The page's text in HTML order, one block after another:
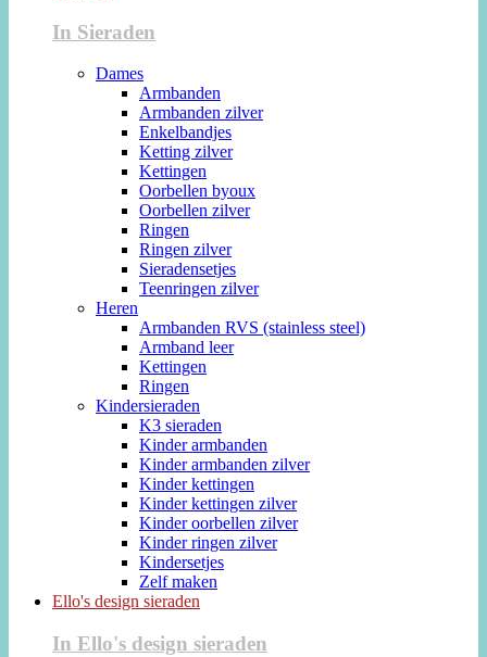
In Sieraden
Dames
Armbanden
Armbanden zilver
Enkelbandjes
Ketting zilver
Kettingen
Oorbellen byoux
Oorbellen zilver
Ringen
Ringen zilver
Sieradensetjes
Teenringen zilver
Heren
Armbanden RVS (stainless steel)
Armband leer
Kettingen
Ringen
Kindersieraden
K3 sieraden
Kinder armbanden
Kinder armbanden zilver
Kinder kettingen
Kinder kettingen zilver
Kinder oorbellen zilver
Kinder ringen zilver
Kindersetjes
Zelf maken
Ello's design sieraden
In Ello's design sieraden